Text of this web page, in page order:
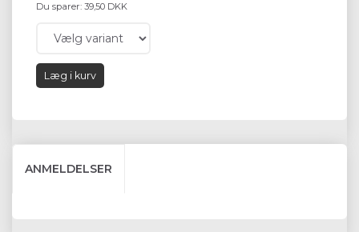
Du sparer: 39,50 DKK
Læg i kurv
ANMELDELSER